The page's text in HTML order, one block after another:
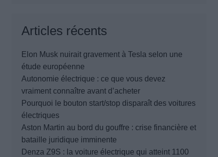
Articles récents
Elon Musk nuirait gravement à Tesla selon une
étude européenne
Autonomie électrique : ce que vous devez
vraiment connaître avant d’acheter
Pourquoi le bouton start/stop disparaît des voitures
électriques
Aston Martin au bord du gouffre : crise financière et
bataille juridique imminente
Denza Z9S : la voiture électrique qui atteint 1100